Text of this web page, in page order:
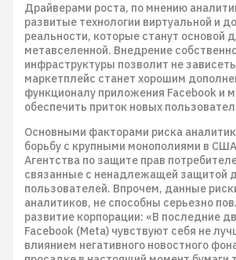
Драйверами роста, по мнению
развитые технологии виртуальной и
реальности, которые станут основой
метавселенной. Внедрение
инфраструктуры позволит не
маркетплейс станет хорошим
функционалу приложения Facebook и
обеспечить приток новых
Основными факторами риска
борьбу с крупными монополиями в
Агентства по защите прав
связанные с ненадлежащей защитой
пользователей. Впрочем, данные
аналитиков, не способны серьезно
развитие корпорации: «В последние
Facebook (Meta) чувствуют себя не
влиянием негативного новостного